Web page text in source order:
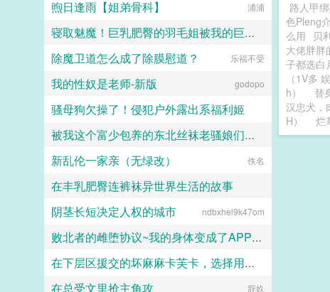
路人甲
色Pleng
么用
贝
大佬胖胖
子都选白
（1V多
h）
替
汉忠犬，
H）
烂
煦日逢雨【姐弟骨科】
浦浦
寝取魅魔！巨乳肥臀的羽毛姐被我的巨棒寝取干出阿黑颜
Koisheep
除魔卫道怎么成了除膜慰道？ 乐福不受
我的性奴是老师-新版 godopo
骚母狗欠操了！侵犯户外露出系福利姬
西陵吹雨
被我这个富少包养的东北丝袜老骚娘们（无绿改）
超能逗士
新乱伦一家亲（无绿改） 佚名
在丰乳肥臀连裤袜异世界生活的故事
情话微甜
阴茎长短决定人权的城市 ndbxhel9k47om
败北者的雌堕协议~我的身体变成了APP支配的雌肉玩具~
小怪兽
在下层区援交的坏麻麻卡芙卡，选择用丝袜美足将抱着她的肥腻肉臀狠狠内射的少年调教成她的舔脚公狗
石子
在总受文里抢主角攻 辞奺